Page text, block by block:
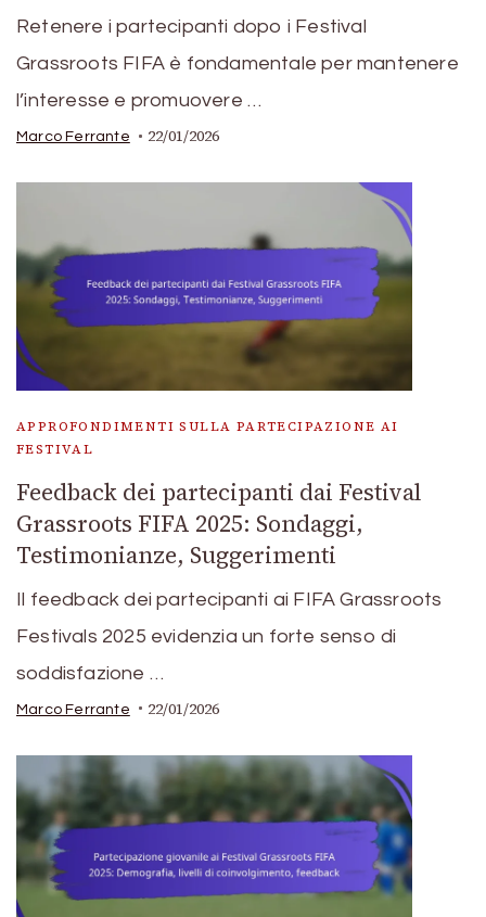
Retenere i partecipanti dopo i Festival
Grassroots FIFA è fondamentale per mantenere
l’interesse e promuovere …
Marco Ferrante 22/01/2026
APPROFONDIMENTI SULLA PARTECIPAZIONE AI
FESTIVAL
Feedback dei partecipanti dai Festival
Grassroots FIFA 2025: Sondaggi,
Testimonianze, Suggerimenti
Il feedback dei partecipanti ai FIFA Grassroots
Festivals 2025 evidenzia un forte senso di
soddisfazione …
Marco Ferrante 22/01/2026